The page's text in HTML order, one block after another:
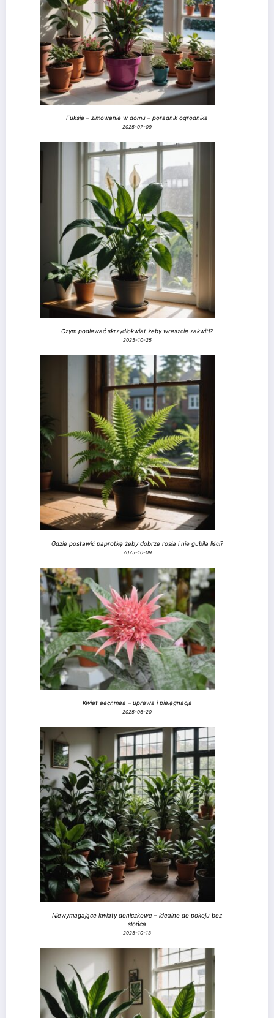
Fuksja – zimowanie w domu – poradnik ogrodnika
2025-07-09
Czym podlewać skrzydłokwiat żeby wreszcie zakwitł?
2025-10-25
Gdzie postawić paprotkę żeby dobrze rosła i nie gubiła liści?
2025-10-09
Kwiat aechmea – uprawa i pielęgnacja
2025-06-20
Niewymagające kwiaty doniczkowe – idealne do pokoju bez
słońca
2025-10-13